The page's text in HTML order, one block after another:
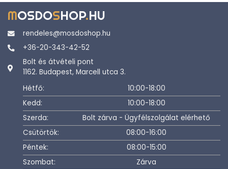
MOSDOSHOP.HU
rendeles@mosdoshop.hu
+36-20-343-42-52
Bolt és átvételi pont
1162. Budapest, Marcell utca 3.
Hétfő:
10:00-18:00
Kedd:
10:00-18:00
Szerda:
Bolt zárva - Ügyfélszolgálat elérhető
Csütörtök:
08:00-16:00
Péntek:
08:00-15:00
Szombat:
Zárva